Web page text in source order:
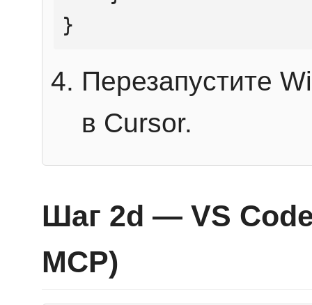
}
Перезапустите
в Cursor.
Шаг 2d — VS
MCP)